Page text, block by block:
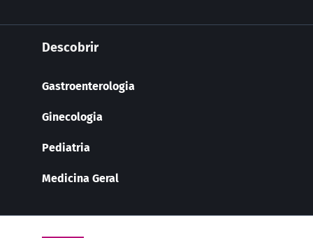
Descobrir
Gastroenterologia
Ginecologia
Pediatria
Medicina Geral